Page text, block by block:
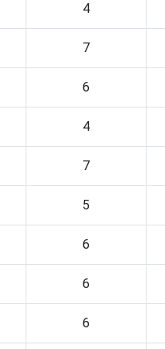
4
7
6
4
7
5
6
6
6